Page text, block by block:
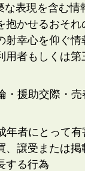
な表現を含む
抱かせるおそ
射幸心を仰ぐ情
用者もしくは第
・援助交際・
年者にとって
、譲受または掲
する行為